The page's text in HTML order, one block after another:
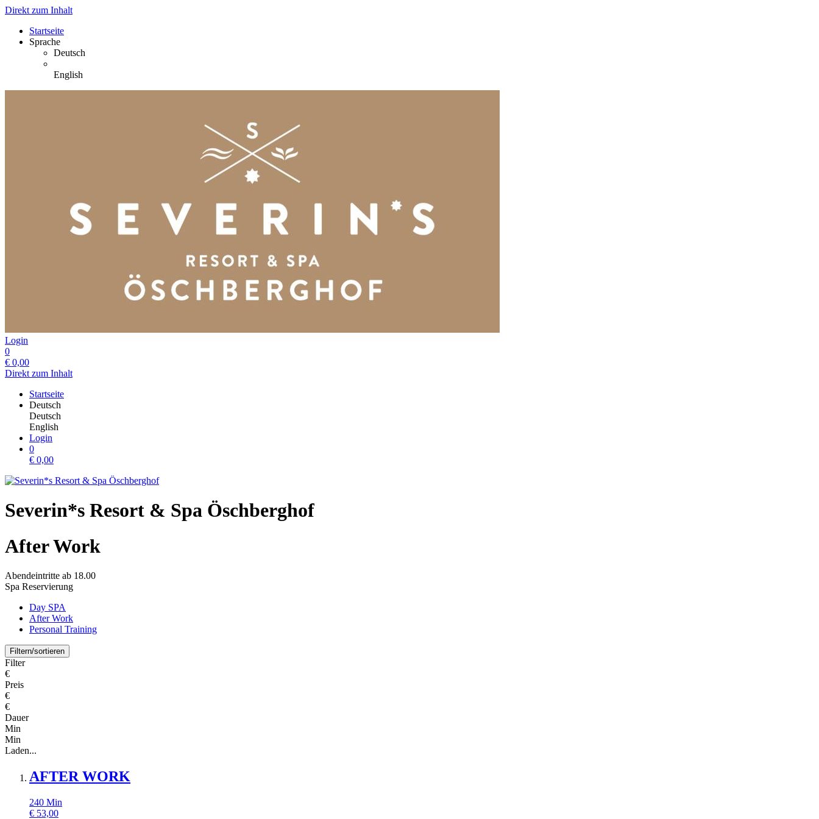
Direkt zum Inhalt
Startseite
Sprache
Deutsch
English
Login
0
€ 0,00
Direkt zum Inhalt
Startseite
Deutsch
Deutsch
English
Login
0
€ 0,00
Severin*s Resort & Spa Öschberghof
After Work
Abendeintritte ab 18.00
Spa Reservierung
Day SPA
After Work
Personal Training
Filtern/sortieren
Filter
€
Preis
€
€
Dauer
Min
Min
Laden...
AFTER WORK
240 Min
€ 53,00